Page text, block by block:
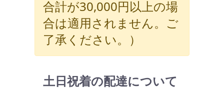
合計が30,000円以上の場
合は適用されません。ご
了承ください。）
土日祝着の配達について